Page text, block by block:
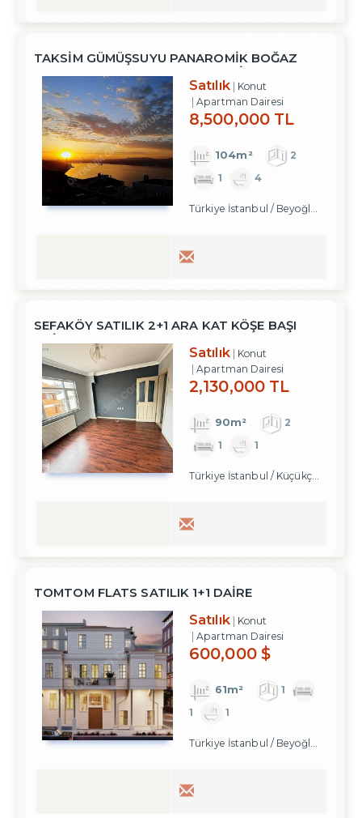
TAKSİM GÜMÜŞSUYU PANAROMİK BOĞAZ
MANZARALI TERASLI SATILIK DAİRE
Satılık
Konut
Apartman Dairesi
8,500,000 TL
104m²
2
1
4
SEFAKÖY SATILIK 2+1 ARA KAT KÖŞE BAŞI
DAIRE
Satılık
Konut
Apartman Dairesi
2,130,000 TL
90m²
2
1
1
Türkiye İstanbul / Küçükçekmece
TOMTOM FLATS SATILIK 1+1 DAİRE
Satılık
Konut
Apartman Dairesi
600,000 $
61m²
1
1
1